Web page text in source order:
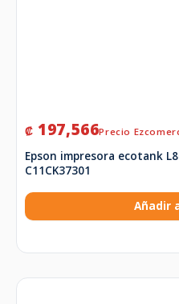
₡ 197,566
Epson impresora ecotank
C11CK37301
Añadir